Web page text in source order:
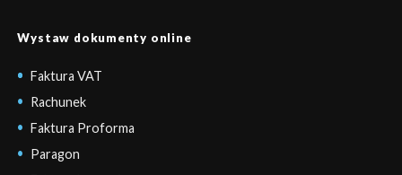
Wystaw dokumenty online
Faktura VAT
Rachunek
Faktura Proforma
Paragon